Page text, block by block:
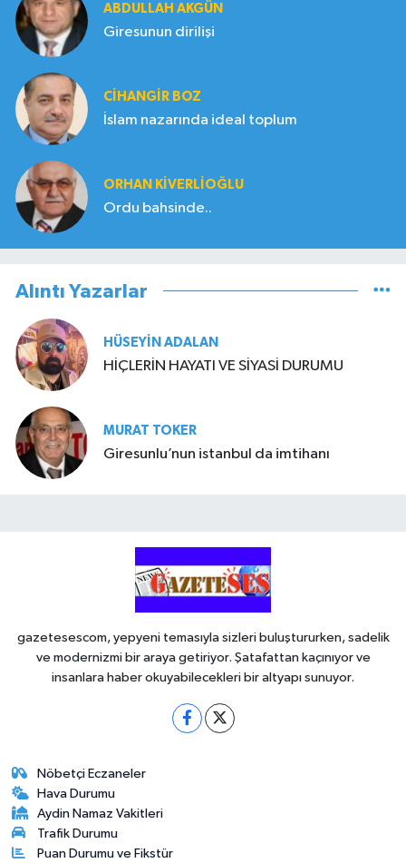
ABDULLAH AKGÜN
Giresunun dirilişi
CIHANGIR BOZ
İslam nazarında ideal toplum
ORHAN KIVERLIOĞLU
Ordu bahsinde..
Alıntı Yazarlar
HÜSEYIN ADALAN
HİÇLERİN HAYATI VE SİYASİ DURUMU
MURAT TOKER
Giresunlu’nun istanbul da imtihanı
gazetesescom, yepyeni temasıyla sizleri buluştururken, sadelik
ve modernizmi bir araya getiriyor. Şatafattan kaçınıyor ve
insanlara haber okuyabilecekleri bir altyapı sunuyor.
Nöbetçi Eczaneler
Hava Durumu
Aydin Namaz Vakitleri
Trafik Durumu
Puan Durumu ve Fikstür